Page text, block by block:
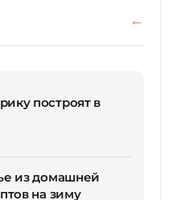
построят в
из домашней
на зиму